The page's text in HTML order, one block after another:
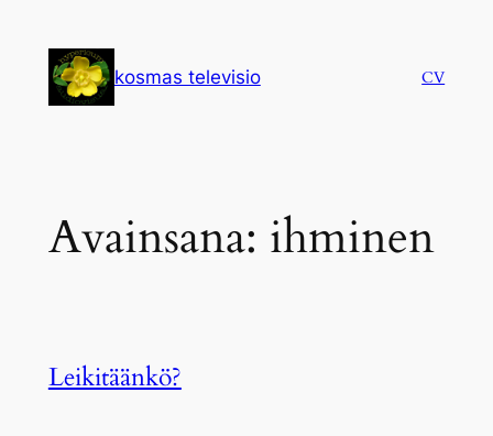
sisältöön
kosmas televisio
CV
Avainsana: ihminen
Leikitäänkö?